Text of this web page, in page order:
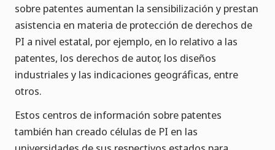
sobre patentes aumentan la sensibilización y prestan
asistencia en materia de protección de derechos de
PI a nivel estatal, por ejemplo, en lo relativo a las
patentes, los derechos de autor, los diseños
industriales y las indicaciones geográficas, entre
otros.
Estos centros de información sobre patentes
también han creado células de PI en las